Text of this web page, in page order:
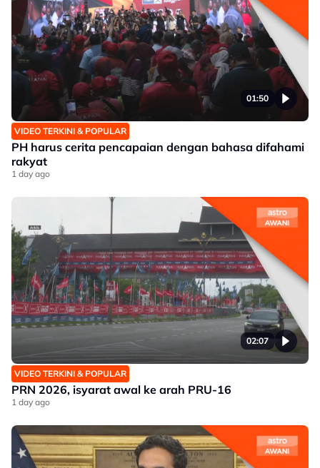
01:50
VIDEO TERKINI & POPULAR
PH harus cerita pencapaian dengan bahasa difahami
rakyat
1 day ago
02:07
VIDEO TERKINI & POPULAR
PRN 2026, isyarat awal ke arah PRU-16
1 day ago